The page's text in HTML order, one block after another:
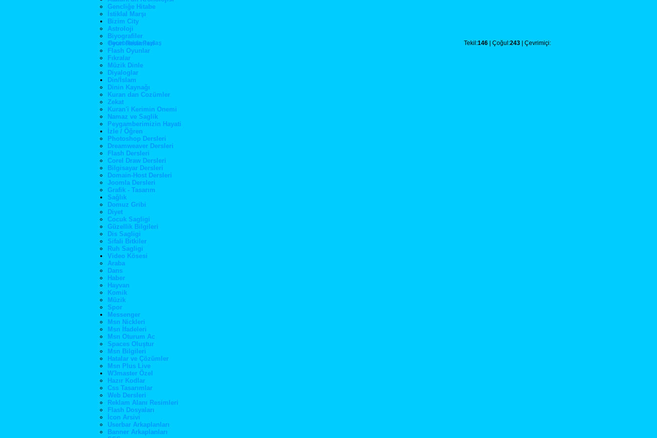
Gencliğe Hitabe
İstiklal Marşı
Bizim City
Astroloji
Biyografiler
Oyun Resimleri
Flash Oyunlar
Fıkralar
Müzik Dinle
Diyaloglar
Din/İslam
Dinin Kaynağı
Kuran dan Cozümler
Zekat
Kuran'i Kerimin Onemi
Namaz ve Saglik
Peygamberimizin Hayati
İzle / Öğren
Photoshop Dersleri
Dreamweaver Dersleri
Flash Dersleri
Corel Draw Dersleri
Bilgisayar Dersleri
Domain-Host Dersleri
Joomla Dersleri
Grafik - Tasarım
Sağlık
Domuz Gribi
Diyet
Cocuk Sagligi
Güzellik Bilgileri
Dis Sagligi
Sifali Bitkiler
Ruh Sagligi
Video Kösesi
Araba
Dans
Haber
Hayvan
Komik
Müzik
Spor
Messenger
Msn Nickleri
Msn İfadeleri
Msn Oturum Ac
Spaces Oluştur
Msn Bilgileri
Hatalar ve Çözümler
Msn Plus Live
W3master Özel
Hazır Kodlar
Css Tasarımlar
Web Dersleri
Reklam Alanı Resimleri
Flash Dosyaları
İcon Arsivi
Userbar Arkaplanları
Banner Arkaplanları
Tekil:146 | Çoğul:243 | Çevrimiçi:
Facebookta Paylaş